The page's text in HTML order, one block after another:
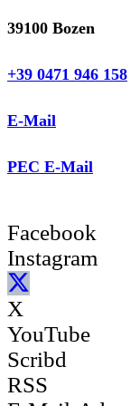
39100 Bozen
+39 0471 946 158
E-Mail
PEC E-Mail
Facebook
Instagram
X
YouTube
Scribd
RSS